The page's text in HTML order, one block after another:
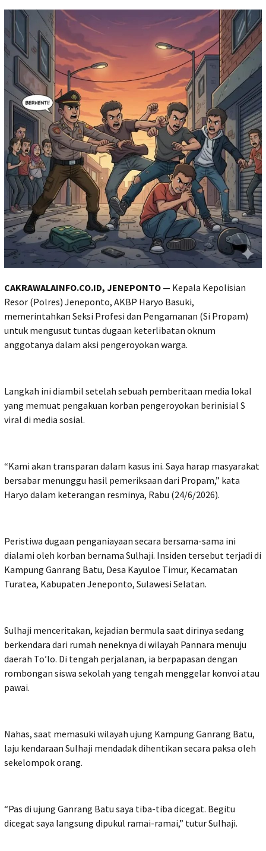
CAKRAWALAINFO.CO.ID, JENEPONTO — Kepala Kepolisian
Resor (Polres) Jeneponto, AKBP Haryo Basuki,
memerintahkan Seksi Profesi dan Pengamanan (Si Propam)
untuk mengusut tuntas dugaan keterlibatan oknum
anggotanya dalam aksi pengeroyokan warga.
Langkah ini diambil setelah sebuah pemberitaan media lokal
yang memuat pengakuan korban pengeroyokan berinisial S
viral di media sosial.
“Kami akan transparan dalam kasus ini. Saya harap masyarakat
bersabar menunggu hasil pemeriksaan dari Propam,” kata
Haryo dalam keterangan resminya, Rabu (24/6/2026).
Peristiwa dugaan penganiayaan secara bersama-sama ini
dialami oleh korban bernama Sulhaji. Insiden tersebut terjadi di
Kampung Ganrang Batu, Desa Kayuloe Timur, Kecamatan
Turatea, Kabupaten Jeneponto, Sulawesi Selatan.
Sulhaji menceritakan, kejadian bermula saat dirinya sedang
berkendara dari rumah neneknya di wilayah Pannara menuju
daerah To’lo. Di tengah perjalanan, ia berpapasan dengan
rombongan siswa sekolah yang tengah menggelar konvoi atau
pawai.
Nahas, saat memasuki wilayah ujung Kampung Ganrang Batu,
laju kendaraan Sulhaji mendadak dihentikan secara paksa oleh
sekelompok orang.
“Pas di ujung Ganrang Batu saya tiba-tiba dicegat. Begitu
dicegat saya langsung dipukul ramai-ramai,” tutur Sulhaji.